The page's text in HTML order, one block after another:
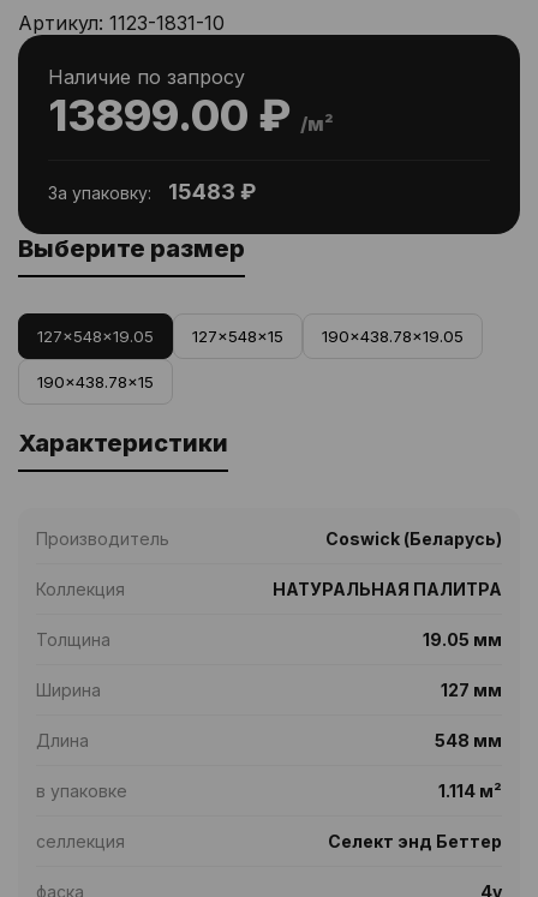
Артикул: 1123-1831-10
13899.00 ₽ /м²
Наличие по запросу
За упаковку: 15483 ₽
Выберите размер
127x548x19.05 127x548x15 190x438.78x19.05
190x438.78x15
Характеристики
Производитель Coswick (Беларусь)
Коллекция НАТУРАЛЬНАЯ ПАЛИТРА
Толщина 19.05 мм
Ширина 127 мм
Длина 548 мм
в упаковке 1.114 м²
селлекция Селект энд Беттер
фаска 4v